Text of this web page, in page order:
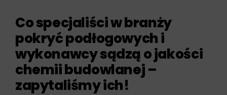
Co specjaliści w branży
pokryć podłogowych i
wykonawcy sądzą o jakości
chemii budowlanej –
zapytaliśmy ich!